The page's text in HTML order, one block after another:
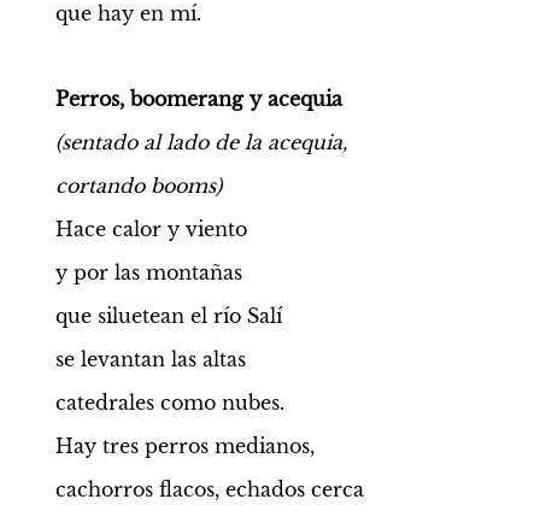
que hay en mí.
Perros, boomerang y acequia
(sentado al lado de la acequia,
cortando booms)
Hace calor y viento
y por las montañas
que siluetean el río Salí
se levantan las altas
catedrales como nubes.
Hay tres perros medianos,
cachorros flacos, echados cerca